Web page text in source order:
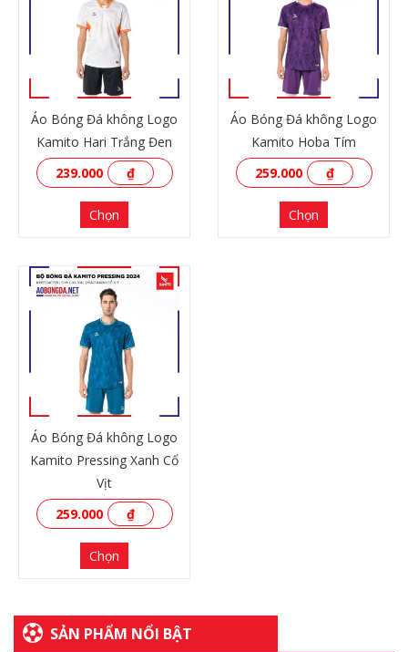
XEM THÊM
Áo Bóng Đá không Logo
Kamito Hari Trắng Đen
239.000
₫
Chọn
Áo Bóng Đá không Logo
Kamito Hoba Tím
259.000
₫
Chọn
Áo Bóng Đá không Logo
Kamito Pressing Xanh Cổ
Vịt
259.000
₫
Chọn
SẢN PHẨM NỔI BẬT